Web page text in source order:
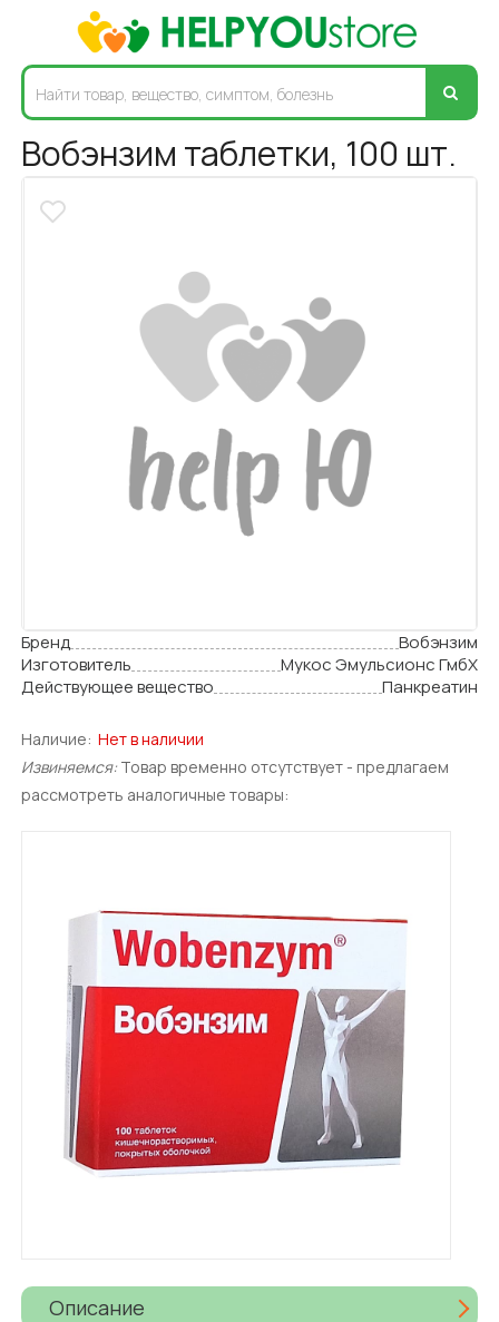
Вобэнзим таблетки, 100 шт.
Бренд
Вобэнзим
Изготовитель
Мукос Эмульсионс ГмбХ
Действующее вещество
Панкреатин
Наличие: Нет в наличии
Извиняемся: Товар временно отсутствует - предлагаем
рассмотреть аналогичные товары:
Описание